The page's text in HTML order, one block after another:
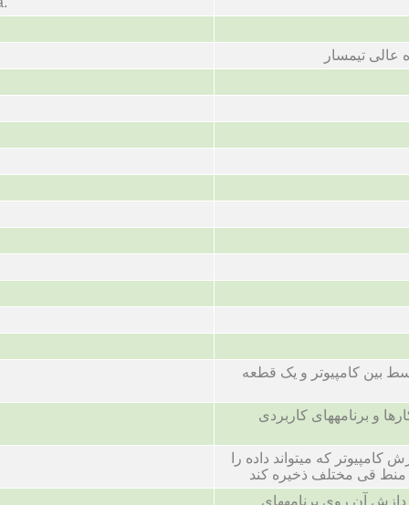
عالی تیمسار
بین کامپیوتر و یک قطعه
و برنامههای کاربردی
کامپیوتر که میتواند داده را
منط قی مختلف ذخیره کند
آن روی برنامههای